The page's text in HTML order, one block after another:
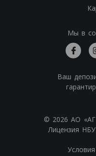
Мы в
Ваш
© 2026 АО
Лицензия